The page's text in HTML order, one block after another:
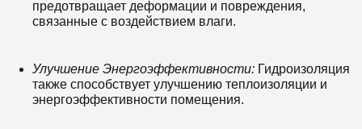
предотвращает деформации и повреждения,
связанные с воздействием влаги.
Улучшение Энергоэффективности: Гидроизоляция
также способствует улучшению теплоизоляции и
энергоэффективности помещения.